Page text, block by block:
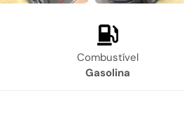
Combustível
Gasolina